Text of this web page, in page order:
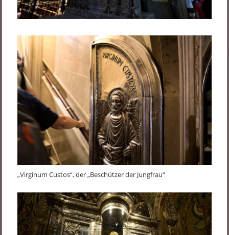
„Virginum Custos“, der „Beschützer der Jungfrau“